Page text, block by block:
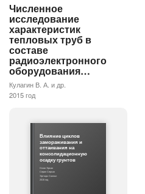
Численное
исследование
характеристик
тепловых труб в
составе
радиоэлектронного
оборудования…
Кулагин В. А. и др.
2015 год
Влияние циклов
замораживания и
оттаивания на
консолидационную
осадку грунтов
Озган Эркан
Серин Серкан
Эртюрк Сонгюл
2015 год